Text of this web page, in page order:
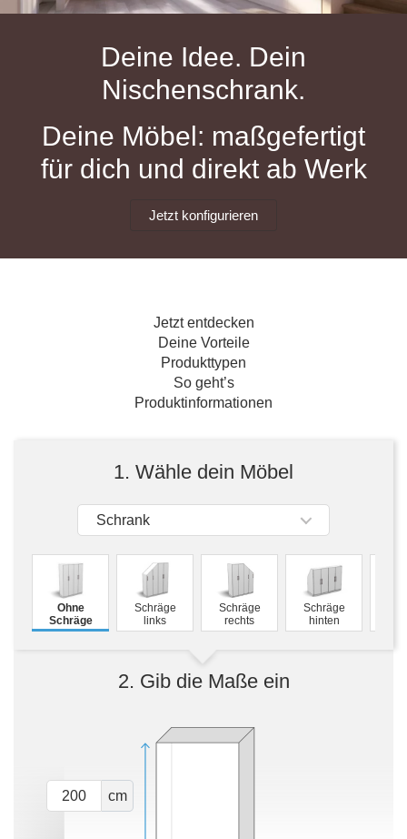
Schuhschrank
Hängeschrank
Hängeboard
TV-Möbel
Sideboard
Massivholz
Badregal
SpiegelschrankPolstermöbel
Sofa
Sessel
Hocker
Selection
Outdoorküche
der
Deine Idee. Dein
Nischenschrank.
Deine Möbel: maßgefertigt
für dich und direkt ab Werk
Jetzt konfigurieren
Jetzt entdecken
Deine Vorteile
Produkttypen
So geht’s
Produktinformationen
1. Wähle dein Möbel
Schrank
Ohne
Schräge
Schräge
links
Schräge
rechts
Schräge
hinten
2. Gib die Maße ein
cm
Kommoden
Wandboards